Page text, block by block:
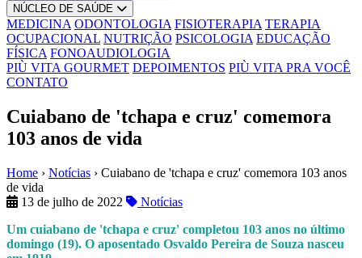
NÚCLEO DE SAÚDE
MEDICINA ODONTOLOGIA FISIOTERAPIA TERAPIA
OCUPACIONAL NUTRIÇÃO PSICOLOGIA EDUCAÇÃO
FÍSICA FONOAUDIOLOGIA
PIÙ VITA GOURMET DEPOIMENTOS PIÙ VITA PRA VOCÊ
CONTATO
Cuiabano de 'tchapa e cruz' comemora
103 anos de vida
Home › Notícias › Cuiabano de 'tchapa e cruz' comemora 103 anos
de vida
13 de julho de 2022
Notícias
Um cuiabano de 'tchapa e cruz' completou 103 anos no último
domingo (19). O aposentado Osvaldo Pereira de Souza nasceu